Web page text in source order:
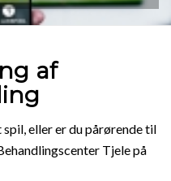
af
eller er du pårørende til
Tjele på